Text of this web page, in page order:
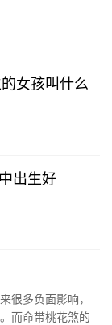
女孩叫什么
出生好
很多负面影响，
而命带桃花煞的